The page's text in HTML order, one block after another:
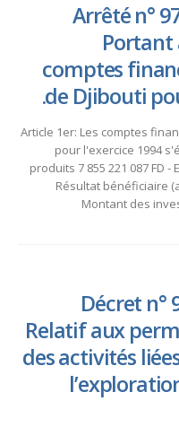
Arrêté n°
Portant
comptes
de Djibouti
Article 1er: Les comptes
pour l'exercice 1994
produits 7 855 221 087 FD -
Résultat bénéficiaire
Montant des
Décret n°
Relatif aux
des activités